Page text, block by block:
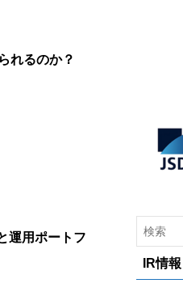
れるのか？
運用ポートフ
IR情報